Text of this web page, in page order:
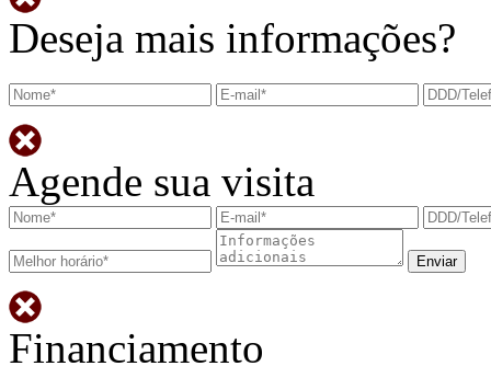
Deseja mais informações?
Agende sua visita
Financiamento